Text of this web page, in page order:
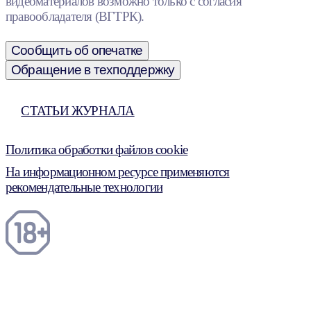
правообладателя (ВГТРК).
Сообщить об опечатке
Обращение в техподдержку
СТАТЬИ ЖУРНАЛА
Политика обработки файлов cookie
На информационном ресурсе применяются
рекомендательные технологии